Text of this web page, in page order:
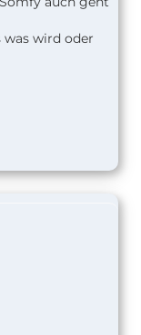
was wird oder